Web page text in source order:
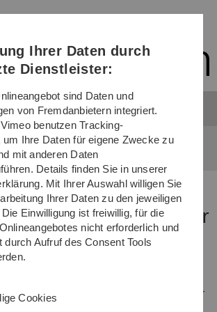
Direkt
Direkt
Direkt
(Sprache,
Drucken,
Media)
Direkt
Direkt
Amtliche Bekanntmachungen
der
Ulm
2000
der Universität Ulm, die vor
Ihrer Daten durch
Dienstleister:
sind Daten und
von Fremdanbietern integriert.
benutzen Tracking-
um Ihre Daten für eigene Zwecke zu
mit anderen Daten
Details finden Sie in unserer
Mit Ihrer Auswahl willigen Sie
Ihrer Daten zu den jeweiligen
Einwilligung ist freiwillig, für die
nicht erforderlich und
durch Aufruf des Consent Tools
Cookies